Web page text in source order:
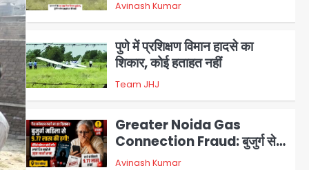
3 Team JHJ
Greater Noida Gas
Connection Fraud: बुजुर्ग से
वीडियो कॉल पर 9.77 लाख की साइबर
फ्रॉड
Avinash Kumar
Taylor Swift: ट्रंप कैंपेन-व्हाइट
हाउस पोस्ट से हटाए गए गाने, जानें पूरा
विवाद